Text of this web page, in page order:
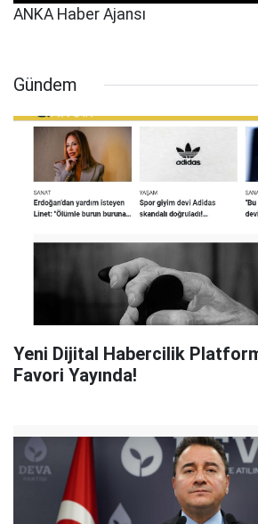
ANKA Haber Ajansı
Gündem
Yeni Dijital Habercilik
Favori Yayında!